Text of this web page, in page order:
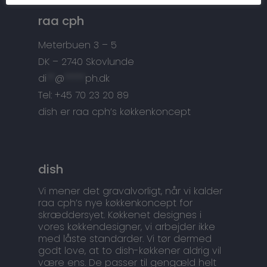
raa cph
Meterbuen 3 – 5
DK – 2740 Skovlunde
di
@
ph.dk
Tel: +45 70 23 20 89
dish er raa cph’s køkkenkoncept
dish
Vi mener det gravalvorligt, når vi kalder
raa cph’s nye køkkenkoncept for
skræddersyet. Køkkenet designes i
vores køkkendesigner, vi arbejder ikke
med låste standarder. Vi tør dermed
godt love, at to dish-køkkener aldrig vil
være ens. De passer til gengæld helt